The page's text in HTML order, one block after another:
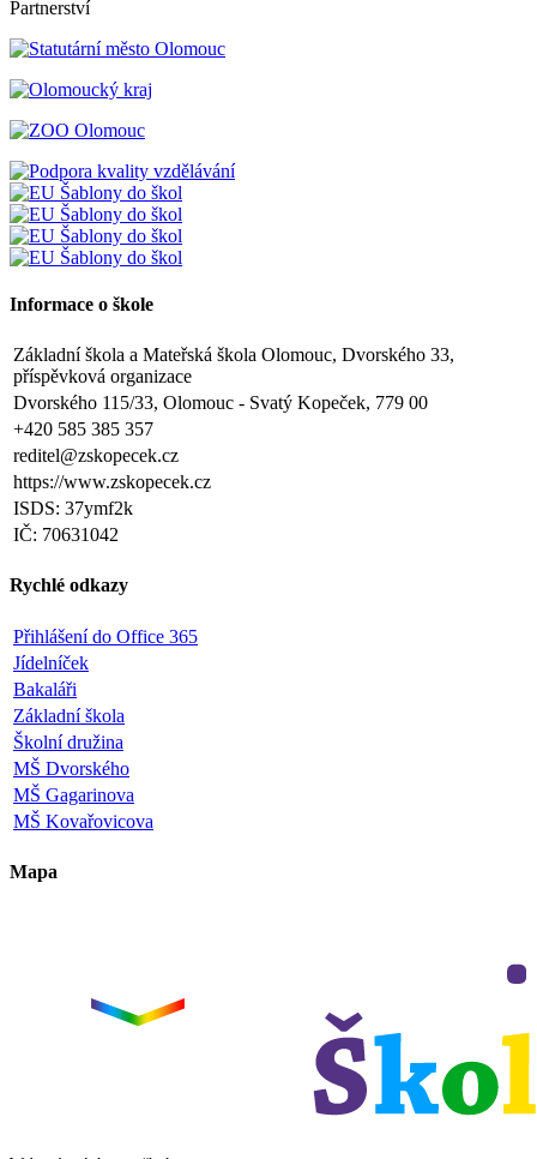
Partnerství
Informace o škole
Základní škola a Mateřská škola Olomouc, Dvorského 33,
příspěvková organizace
Dvorského 115/33, Olomouc - Svatý Kopeček, 779 00
+420 585 385 357
reditel@zskopecek.cz
https://www.zskopecek.cz
ISDS: 37ymf2k
IČ: 70631042
Rychlé odkazy
Přihlášení do Office 365
Jídelníček
Bakaláři
Základní škola
Školní družina
MŠ Dvorského
MŠ Gagarinova
MŠ Kovařovicova
Mapa